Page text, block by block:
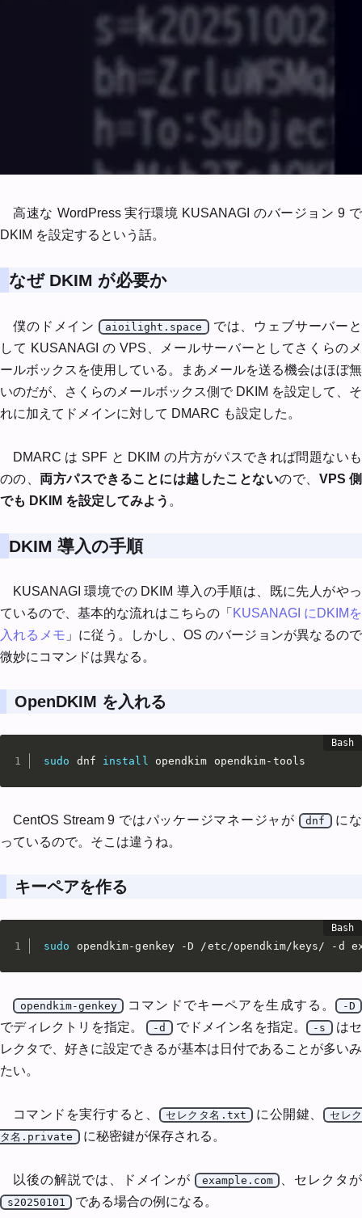
高速な WordPress 実行環境 KUSANAGI のバージョン 9 で
DKIM を設定するという話。
なぜ DKIM が必要か
僕のドメイン aioilight.space
では、ウェブサーバーと
して KUSANAGI の VPS、メールサーバーとしてさくらのメ
ールボックスを使用している。まあメールを送る機会はほぼ無
いのだが、さくらのメールボックス側で DKIM を設定して、そ
れに加えてドメインに対して DMARC も設定した。
DMARC は SPF と DKIM の片方がパスできれば問題ないも
のの、 両方パスできることには越したことないので、 VPS 側
でも DKIM を設定してみよう 。
DKIM 導入の手順
KUSANAGI 環境での DKIM 導入の手順は、既に先人がやっ
ているので、基本的な流れはこちらの「 KUSANAGI にDKIMを
入れるメモ 」に従う。しかし、OS のバージョンが異なるので
微妙にコマンドは異なる。
OpenDKIM を入れる
sudo dnf install opendkim opendkim-tools
CentOS Stream 9 ではパッケージマネージャが dnf
にな
っているので。そこは違うね。
キーペアを作る
sudo opendkim-genkey -D /etc/opendkim/keys/ -d
opendkim-genkey コマンドでキーペアを生成する。 -D
でディレクトリを指定。 -d でドメイン名を指定。 -s
はセ
レクタで、好きに設定できるが基本は日付であることが多いみ
たい。
コマンドを実行すると、 セレクタ名.txt に公開鍵、
セレク
タ名.private
に秘密鍵が保存される。
以後の解説では、ドメインが example.com 、セレクタが
s20250101 である場合の例になる。